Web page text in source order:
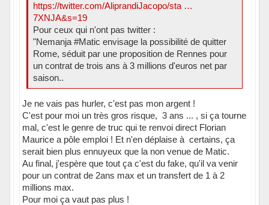
https://twitter.com/AliprandiJacopo/sta …
7XNJA&s=19
Pour ceux qui n'ont pas twitter :
"Nemanja #Matic envisage la possibilité de quitter
Rome, séduit par une proposition de Rennes pour
un contrat de trois ans à 3 millions d'euros net par
saison..
Je ne vais pas hurler, c'est pas mon argent !
C'est pour moi un très gros risque, 3 ans ... , si ça tourne
mal, c'est le genre de truc qui te renvoi direct Florian
Maurice a pôle emploi ! Et n'en déplaise à certains, ça
serait bien plus ennuyeux que la non venue de Matic.
Au final, j'espère que tout ça c'est du fake, qu'il va venir
pour un contrat de 2ans max et un transfert de 1 à 2
millions max.
Pour moi ça vaut pas plus !